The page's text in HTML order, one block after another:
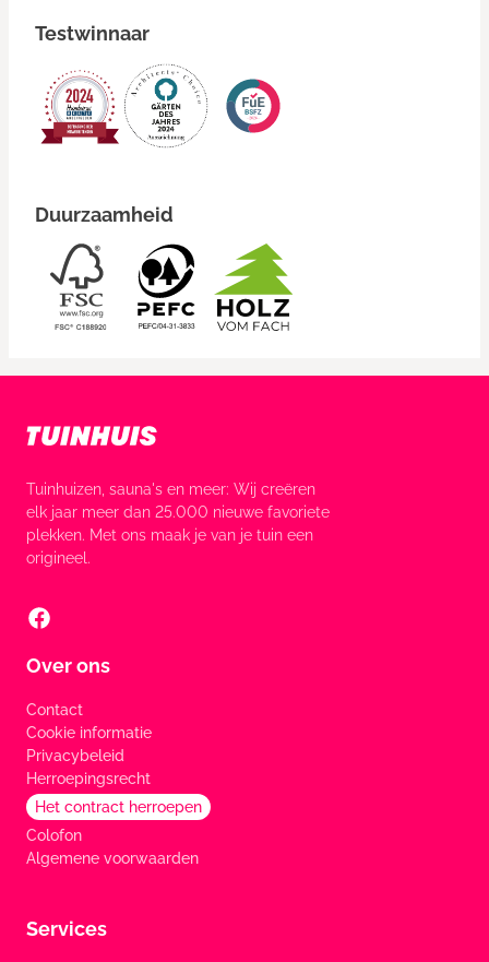
Testwinnaar
Duurzaamheid
Tuinhuizen, sauna's en meer: Wij creëren
elk jaar meer dan 25.000 nieuwe favoriete
plekken. Met ons maak je van je tuin een
origineel.
Over ons
Contact
Cookie informatie
Privacybeleid
Herroepingsrecht
Het contract herroepen
Colofon
Algemene voorwaarden
Services